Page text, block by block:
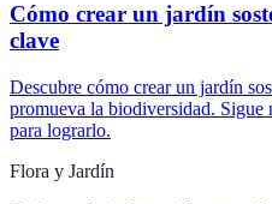
Cómo crear un jardín
clave
Descubre cómo crear un jardín
promueva la biodiversidad. Sigue
para lograrlo.
Flora y Jardín